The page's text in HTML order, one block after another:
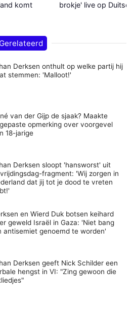
komt
brokje' live op Duitse
Gerelateerd
Derksen onthult op welke partij hij
stemmen: 'Malloot!'
van der Gijp de sjaak? Maakte
opmerking over voorgevel
18-jarige
Derksen sloopt 'hansworst' uit
fragment: 'Wij zorgen in
dat jij tot je dood te vreten
en Wierd Duk botsen keihard
geweld Israël in Gaza: 'Niet bang
antisemiet genoemd te worden'
Derksen geeft Nick Schilder een
hengst in VI: "Zing gewoon die